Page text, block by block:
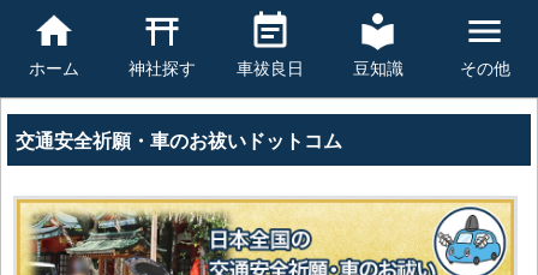
ホーム 神社探す 車祓良日 豆知識 その他
交通安全祈願・車のお祓いドットコム